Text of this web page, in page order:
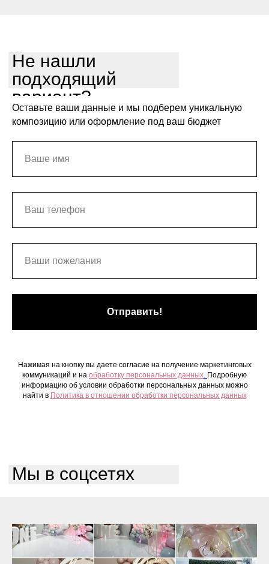
Не нашли
подходящий
вариант?
Оставьте ваши данные и мы подберем уникальную
композицию или оформление под ваш бюджет
Отправить!
Нажимая на кнопку вы даете согласие на получение маркетинговых
коммуникаций и на обработку персональных данных. Подробную
информацию об условии обработки персональных данных можно
найти в Политика в отношении обработки персональных данных
Мы в соцсетях